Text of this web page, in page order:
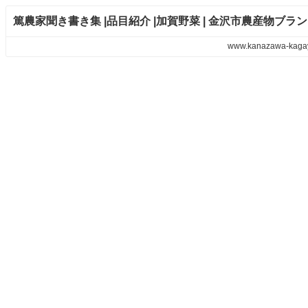
篤農家聞き書き集 |品目紹介 |加賀野菜 | 金沢市農産物ブラ
www.kanazawa-